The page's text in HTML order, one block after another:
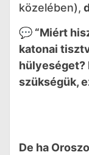
közelében),
💬 “Miért
katonai
hülyeséget?
szükségük,
De ha